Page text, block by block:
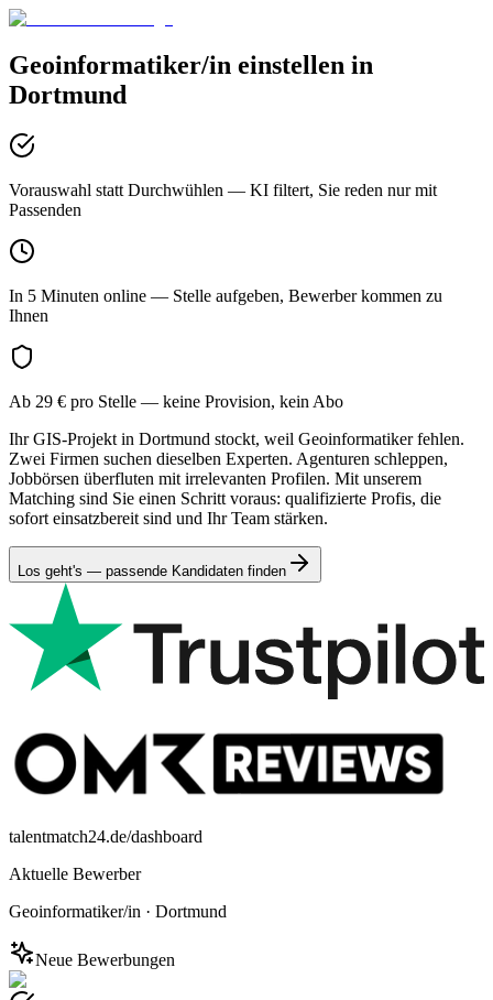
Geoinformatiker/in einstellen in
Dortmund
Vorauswahl statt Durchwühlen — KI filtert, Sie reden nur mit
Passenden
In 5 Minuten online — Stelle aufgeben, Bewerber kommen zu
Ihnen
Ab 29 € pro Stelle — keine Provision, kein Abo
Ihr GIS-Projekt in Dortmund stockt, weil Geoinformatiker fehlen.
Zwei Firmen suchen dieselben Experten. Agenturen schleppen,
Jobbörsen überfluten mit irrelevanten Profilen. Mit unserem
Matching sind Sie einen Schritt voraus: qualifizierte Profis, die
sofort einsatzbereit sind und Ihr Team stärken.
Los geht's — passende Kandidaten finden
talentmatch24.de/dashboard
Aktuelle Bewerber
Geoinformatiker/in · Dortmund
Neue Bewerbungen